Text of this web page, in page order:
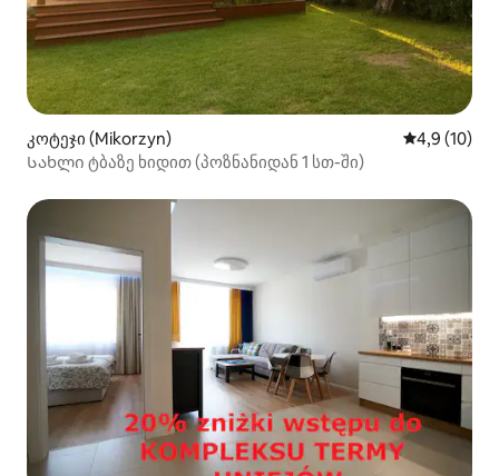
კოტეჯი (Mikorzyn) საშუალო
4,9 (10)
Სახლი ტბაზე ხიდით (პოზნანიდან 1 სთ-ში)